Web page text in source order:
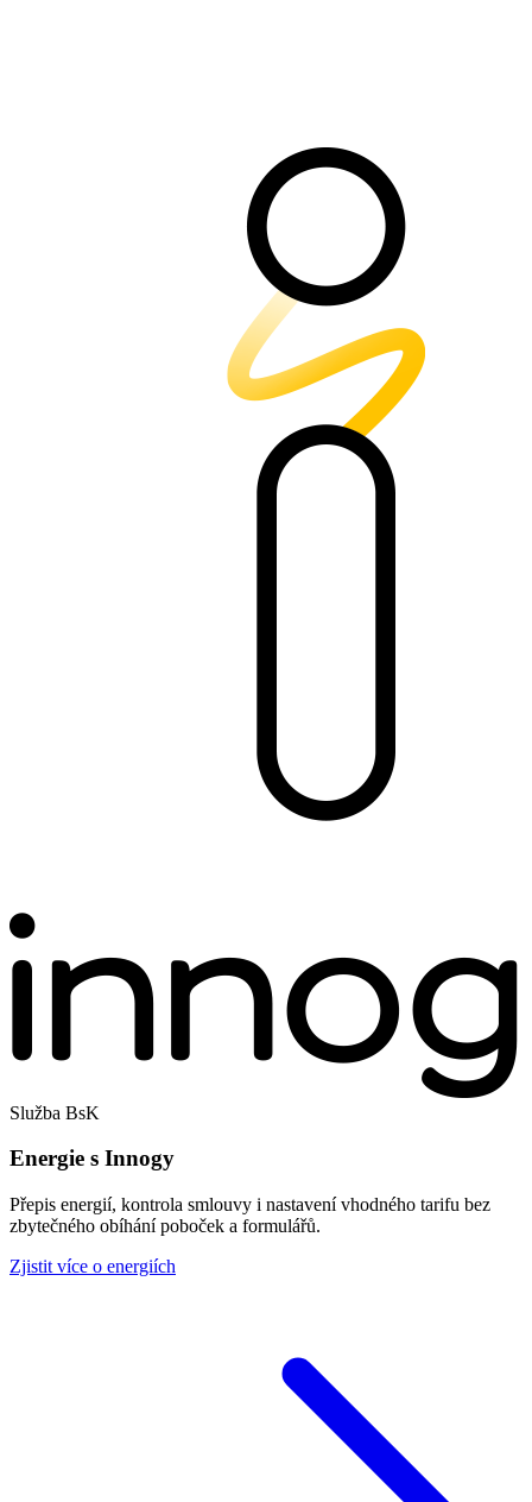
Služba BsK
Energie s Innogy
Přepis energií, kontrola smlouvy i nastavení vhodného tarifu bez
zbytečného obíhání poboček a formulářů.
Zjistit více o energiích